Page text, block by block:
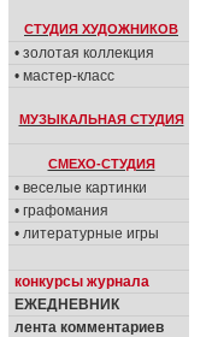
СТУДИЯ ХУДОЖНИКОВ
• золотая коллекция
• мастер-класс
МУЗЫКАЛЬНАЯ СТУДИЯ
СМЕХО-СТУДИЯ
• веселые картинки
• графомания
• литературные игры
конкурсы журнала
ЕЖЕДНЕВНИК
лента комментариев